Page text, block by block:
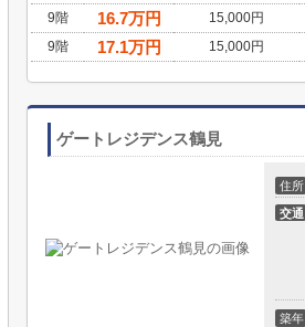
9階
16.7万円 15,000円
9階
17.1万円 15,000円
ゲートレジデンス鶴見
住所
交通
築年